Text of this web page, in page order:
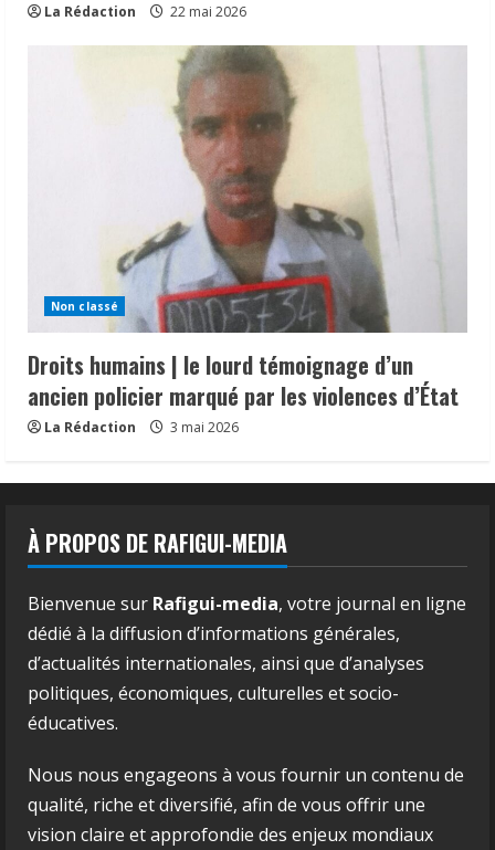
La Rédaction 22 mai 2026
Non classé
Droits humains | le lourd témoignage d’un
ancien policier marqué par les violences d’État
La Rédaction 3 mai 2026
À PROPOS DE RAFIGUI-MEDIA
Bienvenue sur Rafigui-media, votre journal en ligne
dédié à la diffusion d’informations générales,
d’actualités internationales, ainsi que d’analyses
politiques, économiques, culturelles et socio-
éducatives.
Nous nous engageons à vous fournir un contenu de
qualité, riche et diversifié, afin de vous offrir une
vision claire et approfondie des enjeux mondiaux